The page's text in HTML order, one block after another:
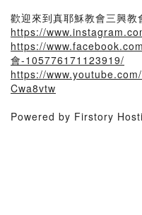
歡迎來到真耶穌教會三興教
https://
https://
會-105776171123919/
https://
Cwa8vtw
Powered by Firstory